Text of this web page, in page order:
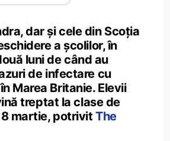
dar și cele din Scoția
a școlilor, în
luni de când au
de infectare cu
Marea Britanie. Elevii
treptat la clase de
8 martie, potrivitThe